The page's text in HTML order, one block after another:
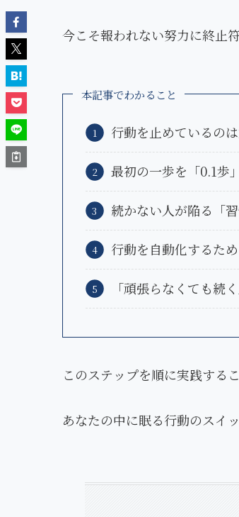
今こそ報われない努力に終止符
本記事でわかること
行動を止めているの
最初の一歩を「0.1歩
続かない人が陥る「
行動を自動化するた
「頑張らなくても続
このステップを順に実践する
あなたの中に眠る行動のスイ